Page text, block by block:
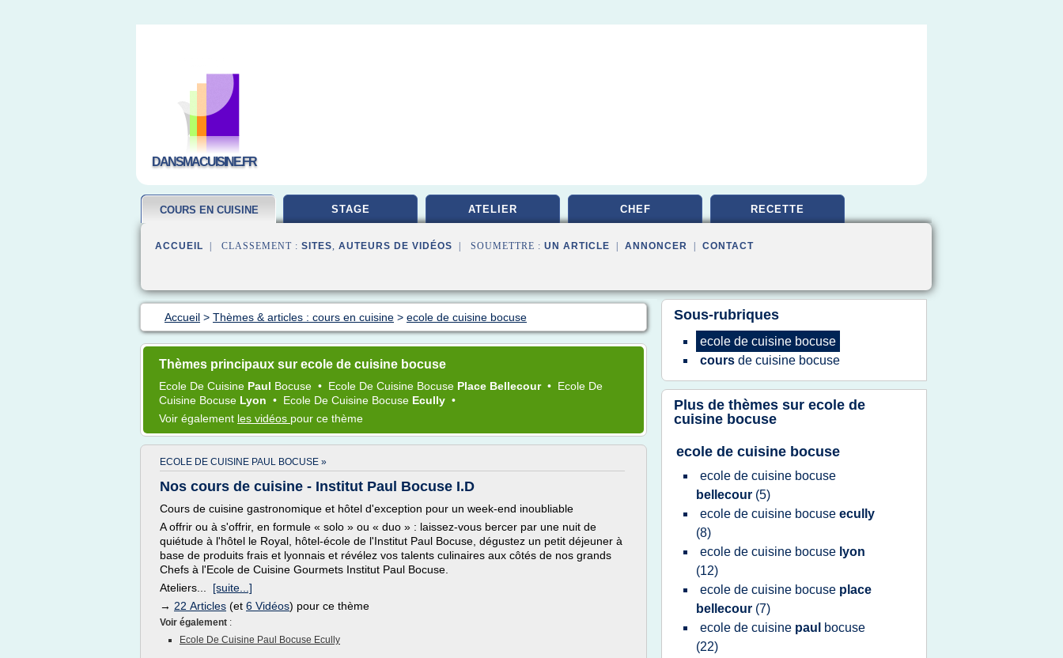
DANSMACUISINE.FR
COURS EN CUISINE STAGE ATELIER CHEF RECETTE
ACCUEIL | CLASSEMENT : SITES, AUTEURS DE VIDÉOS | SOUMETTRE : UN ARTICLE ANNONCER CONTACT
Accueil > Thèmes & articles : cours en cuisine > ecole de cuisine bocuse
Thèmes principaux sur ecole de cuisine bocuse
Ecole De Cuisine Paul Bocuse • Ecole De Cuisine Bocuse Place Bellecour • Ecole De
Cuisine Bocuse Lyon • Ecole De Cuisine Bocuse Ecully •
Voir également les vidéos pour ce thème
ECOLE DE CUISINE PAUL BOCUSE »
Nos cours de cuisine - Institut Paul Bocuse I.D
Cours de cuisine gastronomique et hôtel d'exception pour un week-end inoubliable
A offrir ou à s'offrir, en formule « solo » ou « duo » : laissez-vous bercer par une nuit de
quiétude à l'hôtel le Royal, hôtel-école de l'Institut Paul Bocuse, dégustez un petit déjeuner à
base de produits frais et lyonnais et révélez vos talents culinaires aux côtés de nos grands
Chefs à l'Ecole de Cuisine Gourmets Institut Paul Bocuse.
Ateliers... [suite...]
→ 22 Articles (et 6 Vidéos) pour ce thème
Voir également :
Ecole De Cuisine Paul Bocuse Ecully
Sous-rubriques
ecole de cuisine bocuse
cours de cuisine bocuse
Plus de thèmes sur ecole de
cuisine bocuse
ecole de cuisine bocuse
ecole de cuisine bocuse
bellecour (5)
ecole de cuisine bocuse ecully
(8)
ecole de cuisine bocuse lyon
(12)
ecole de cuisine bocuse place
bellecour (7)
ecole de cuisine paul
bocuse
(22)